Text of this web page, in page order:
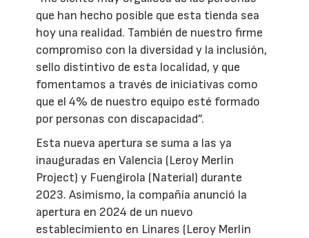
que han hecho posible que esta tienda sea
hoy una realidad. También de nuestro firme
compromiso con la diversidad y la inclusión,
sello distintivo de esta localidad, y que
fomentamos a través de iniciativas como
que el 4% de nuestro equipo esté formado
por personas con discapacidad”.
Esta nueva apertura se suma a las ya
inauguradas en Valencia (Leroy Merlin
Project) y Fuengirola (Naterial) durante
2023. Asimismo, la compañía anunció la
apertura en 2024 de un nuevo
establecimiento en Linares (Leroy Merlin